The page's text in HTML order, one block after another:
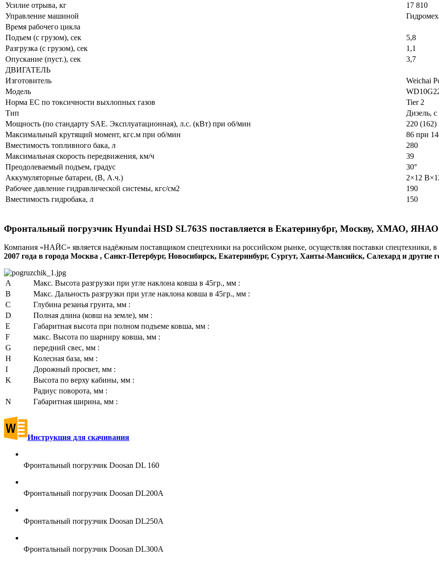
Усилие отрыва, кг
17 810
Управление машиной
Время рабочего цикла
Подъем (с грузом), сек
5,8
Разгрузка (с грузом), сек
1,1
Опускание (пуст.), сек
3,7
ДВИГАТЕЛЬ
Изготовитель
Weichai
Модель
Норма EC по токсичности выхлопных газов
Tier 2
Тип
Дизель,
Мощность (по стандарту SAE. Эксплуатационная), л.с. (кВт) при об/мин
220
Максимальный крутящий момент, кгс.м при об/мин
86 при
Вместимость топливного бака, л
280
Максимальная скорость передвижения, км/ч
39
Преодолеваемый подъем, градус
30°
Аккумуляторные батареи, (В, А.ч.)
2×12
Рабочее давление гидравлической системы, кгс/см2
190
Вместимость гидробака, л
150
Фронтальный погрузчик Hyundai HSD SL763S поставляется в Екатеринубрг, Москву, ХМАО, ЯНАО
Компания «НАЙС» является надёжным поставщиком спецтехники на российском рынке, осуществляя поставки спецтехники, в
2007 года в города Москва , Санкт-Петербург, Новосибирск, Екатеринбург, Сургут, Ханты-Мансийск, Салехард и
A Макс. Высота разгрузки при угле наклона ковша в 45гр., мм :
B
Макс. Дальность разгрузки при угле наклона ковша в 45гр., мм :
C
Глубина резанья грунта, мм :
D
Полная длина (ковш на земле), мм :
Е
Габаритная высота при полном подъеме ковша, мм :
F
макс. Высота по шарниру ковша, мм :
G
передний свес, мм :
H
Колесная база, мм :
I
Дорожный просвет, мм :
K
Высота по верху кабины, мм :
Радиус поворота, мм :
N
Габаритная ширина, мм :
Инструкция для скачивания
Фронтальный погрузчик Doosan DL 160
Фронтальный погрузчик Doosan DL200A
Фронтальный погрузчик Doosan DL250A
Фронтальный погрузчик Doosan DL300A